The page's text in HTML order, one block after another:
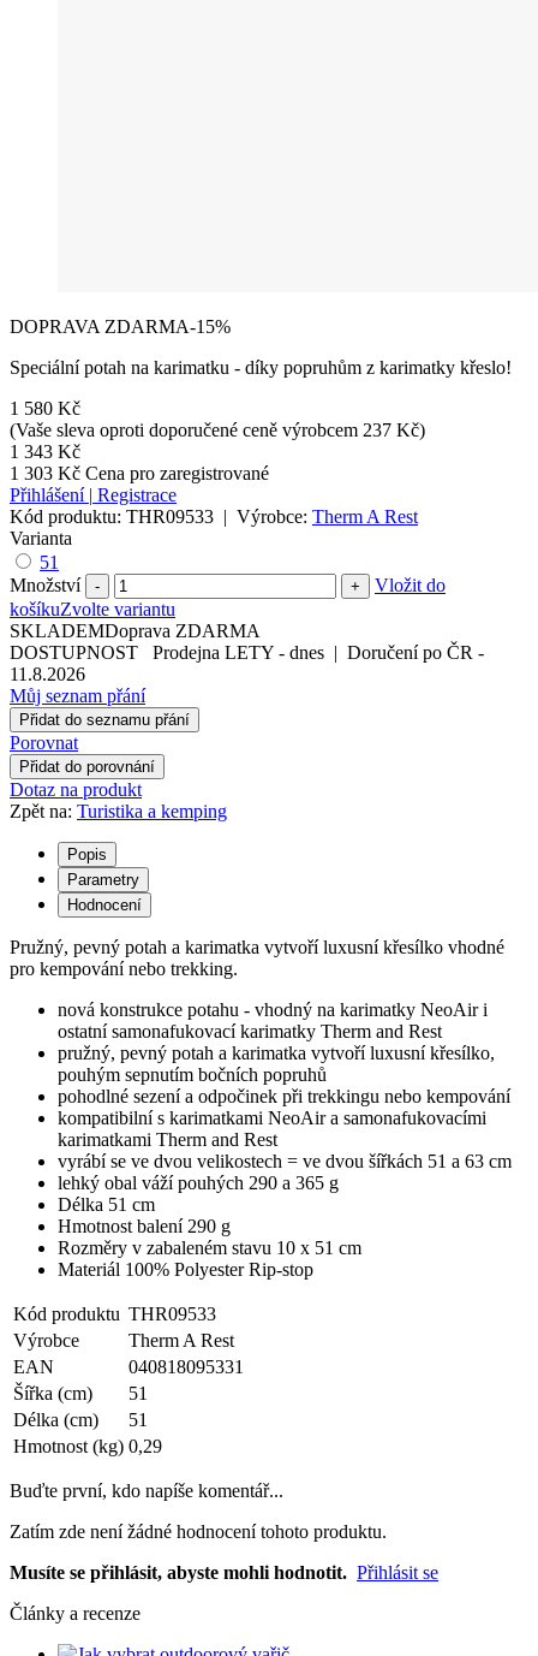
DOPRAVA ZDARMA-15%
Speciální potah na karimatku - díky popruhům z karimatky křeslo!
1 580 Kč
(Vaše sleva oproti doporučené ceně výrobcem 237 Kč)
1 343 Kč
1 303 Kč Cena pro zaregistrované
Přihlášení | Registrace
Kód produktu: THR09533 | Výrobce: Therm A Rest
Varianta
51
Množství
- +
Vložit do
košíkuZvolte variantu
SKLADEMDoprava ZDARMA
DOSTUPNOST
Prodejna LETY - dnes | Doručení po ČR -
11.8.2026
Můj seznam přání
Přidat do seznamu přání
Porovnat
Přidat do porovnání
Dotaz na produkt
Zpět na: Turistika a kemping
Popis
Parametry
Hodnocení
Pružný, pevný potah a karimatka vytvoří luxusní křesílko vhodné
pro kempování nebo trekking.
nová konstrukce potahu - vhodný na karimatky NeoAir i
ostatní samonafukovací karimatky Therm and Rest
pružný, pevný potah a karimatka vytvoří luxusní křesílko,
pouhým sepnutím bočních popruhů
pohodlné sezení a odpočinek při trekkingu nebo kempování
kompatibilní s karimatkami NeoAir a samonafukovacími
karimatkami Therm and Rest
vyrábí se ve dvou velikostech = ve dvou šířkách 51 a 63 cm
lehký obal váží pouhých 290 a 365 g
Délka 51 cm
Hmotnost balení 290 g
Rozměry v zabaleném stavu 10 x 51 cm
Materiál 100% Polyester Rip-stop
Kód produktu THR09533
Výrobce
Therm A Rest
EAN
040818095331
Šířka (cm)
51
Délka (cm)
51
Hmotnost (kg) 0,29
Buďte první, kdo napíše komentář...
Zatím zde není žádné hodnocení tohoto produktu.
Musíte se přihlásit, abyste mohli hodnotit. Přihlásit se
Články a recenze